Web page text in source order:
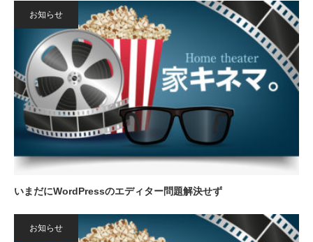
お知らせ
いまだにWordPressのエディター問題解決せず
お知らせ